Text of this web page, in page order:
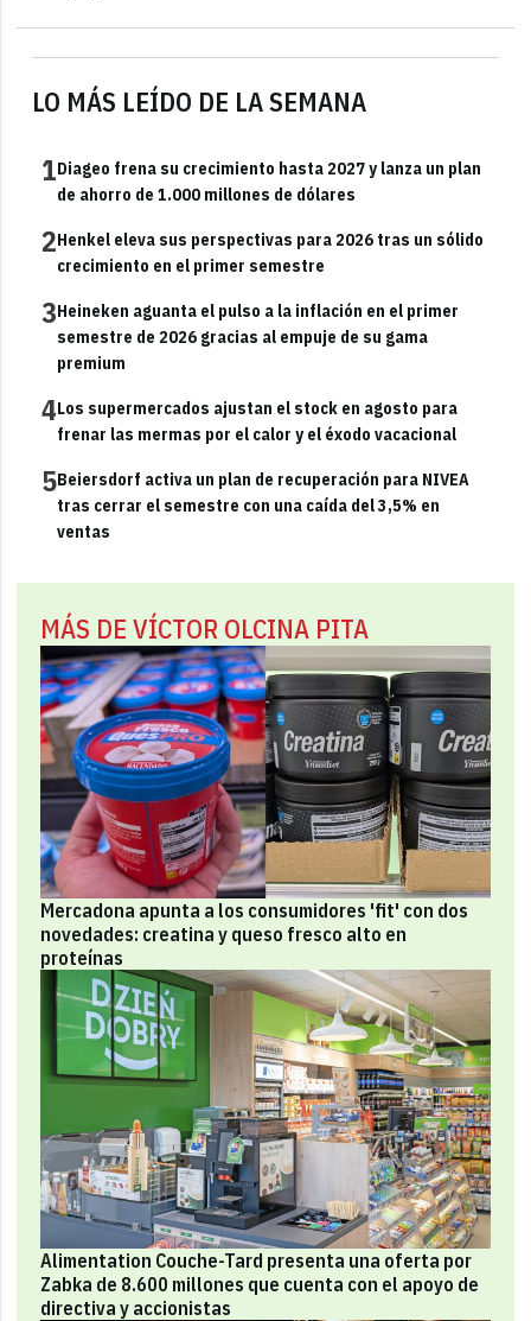
LO MÁS LEÍDO DE LA SEMANA
1Diageo frena su crecimiento hasta 2027 y lanza un plan
de ahorro de 1.000 millones de dólares
2Henkel eleva sus perspectivas para 2026 tras un sólido
crecimiento en el primer semestre
3Heineken aguanta el pulso a la inflación en el primer
semestre de 2026 gracias al empuje de su gama
premium
4Los supermercados ajustan el stock en agosto para
frenar las mermas por el calor y el éxodo vacacional
5Beiersdorf activa un plan de recuperación para NIVEA
tras cerrar el semestre con una caída del 3,5% en
ventas
MÁS DE VÍCTOR OLCINA PITA
Mercadona apunta a los consumidores 'fit' con dos
novedades: creatina y queso fresco alto en
proteínas
Alimentation Couche-Tard presenta una oferta por
Zabka de 8.600 millones que cuenta con el apoyo de
directiva y accionistas